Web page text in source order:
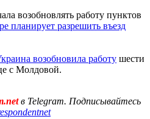
возобновлять работу пунктов
планирует разрешить въезд
возобновила работу шести
с Молдовой.
в Telegram. Подписывайтесь